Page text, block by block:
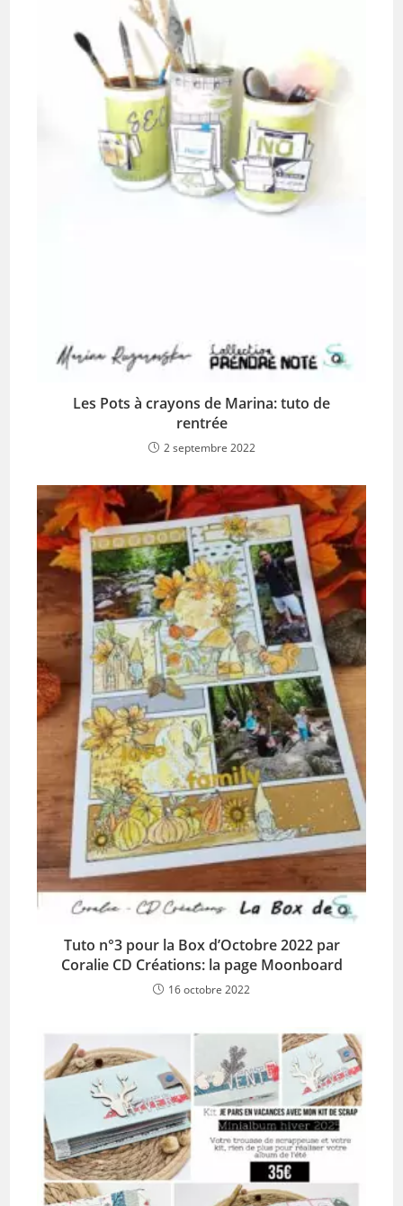
Les Pots à crayons de Marina: tuto de
rentrée
2 septembre 2022
Tuto n°3 pour la Box d’Octobre 2022 par
Coralie CD Créations: la page Moonboard
16 octobre 2022